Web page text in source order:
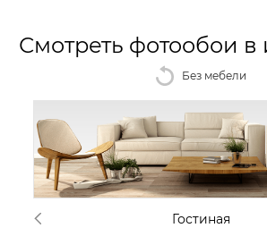
Смотреть фотообои в
Без мебели
Гостиная